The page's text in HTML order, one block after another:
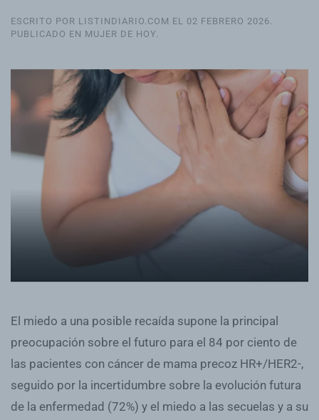
ESCRITO POR LISTINDIARIO.COM EL 02 FEBRERO 2026
PUBLICADO EN MUJER DE HOY
El miedo a una posible recaída supone la principal
preocupación sobre el futuro para el 84 por ciento de
las pacientes con cáncer de mama precoz HR+/HER2-,
seguido por la incertidumbre sobre la evolución futura
de la enfermedad (72%) y el miedo a las secuelas y a su